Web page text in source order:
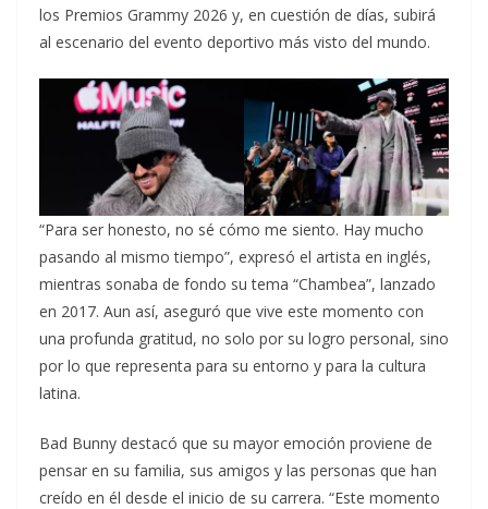
los Premios Grammy 2026 y, en cuestión de días, subirá
al escenario del evento deportivo más visto del mundo.
“Para ser honesto, no sé cómo me siento. Hay mucho
pasando al mismo tiempo”, expresó el artista en inglés,
mientras sonaba de fondo su tema “Chambea”, lanzado
en 2017. Aun así, aseguró que vive este momento con
una profunda gratitud, no solo por su logro personal, sino
por lo que representa para su entorno y para la cultura
latina.
Bad Bunny destacó que su mayor emoción proviene de
pensar en su familia, sus amigos y las personas que han
creído en él desde el inicio de su carrera. “Este momento